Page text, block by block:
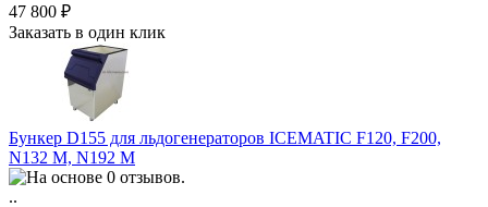
47 800 ₽
Заказать в один клик
Бункер D155 для льдогенераторов ICEMATIC F120, F200,
N132 M, N192 M
..